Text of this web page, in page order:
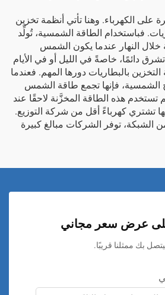
على الكهرباء. وهنا تأتي أنظمة تخزين
فباستخدام الطاقة الشمسية، تُولِّد
النهار عندما يكون الشمس
دائمًا، خاصةً في الليل أو في الأيام
بالبطاريات دورها المهم. فعندما
الشمسية، فإنها تجمع طاقة الشمس
تستخدم هذه الطاقة المخزَّنة لاحقًا عند
تشتري كهرباءً أقل من شركة التوزيع.
الشبكة، توفر الشركات مبالغ كبيرة
عرض سعر مجاني
بك ممثلنا قريبًا.